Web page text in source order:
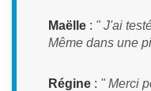
Maëlle : " J'ai
Même dans une
Régine : " Merci